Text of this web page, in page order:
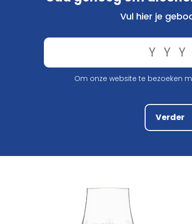
(eigenaar van brouwerijVul hier je
Om onze website te bezoeken
Verder